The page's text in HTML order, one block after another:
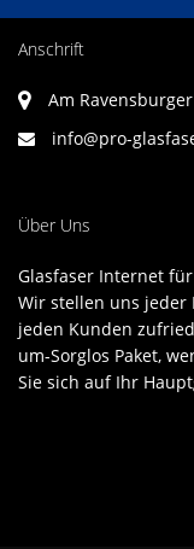
Anschrift
Am
info@pro-
Über Uns
Glasfaser Internet
Wir stellen uns jeder
jeden Kunden
um-Sorglos Paket,
Sie sich auf Ihr